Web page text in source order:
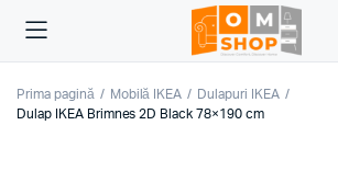
Prima pagină Mobilă IKEA
Dulapuri IKEA
Dulap IKEA Brimnes 2D Black 78×190 cm